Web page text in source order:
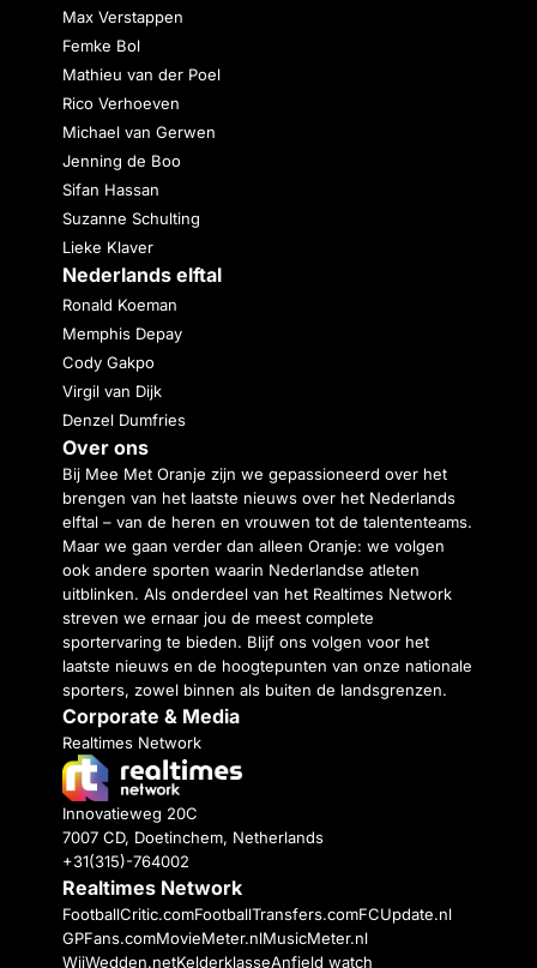
Max Verstappen
Femke Bol
Mathieu van der Poel
Rico Verhoeven
Michael van Gerwen
Jenning de Boo
Sifan Hassan
Suzanne Schulting
Lieke Klaver
Nederlands elftal
Ronald Koeman
Memphis Depay
Cody Gakpo
Virgil van Dijk
Denzel Dumfries
Over ons
Bij Mee Met Oranje zijn we gepassioneerd over het
brengen van het laatste nieuws over het Nederlands
elftal – van de heren en vrouwen tot de talententeams.
Maar we gaan verder dan alleen Oranje: we volgen
ook andere sporten waarin Nederlandse atleten
uitblinken. Als onderdeel van het Realtimes Network
streven we ernaar jou de meest complete
sportervaring te bieden. Blijf ons volgen voor het
laatste nieuws en de hoogtepunten van onze nationale
sporters, zowel binnen als buiten de landsgrenzen.
Corporate & Media
Realtimes Network
Innovatieweg 20C
7007 CD, Doetinchem, Netherlands
+31(315)-764002
Realtimes Network
FootballCritic.comFootballTransfers.comFCUpdate.nl
GPFans.comMovieMeter.nlMusicMeter.nl
WijWedden.netKelderklasseAnfield watch